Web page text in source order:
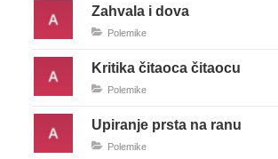
Zahvala i dova
Polemike
Kritika čitaoca čitaocu
Polemike
Upiranje prsta na ranu
Polemike